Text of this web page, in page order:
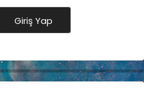
Giriş Yap